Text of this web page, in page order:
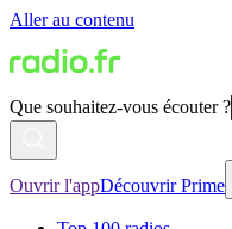
Aller au contenu
Que souhaitez-vous écouter ?
Ouvrir l'appDécouvrir Prime